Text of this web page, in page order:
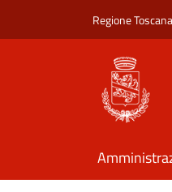
Regione Toscana